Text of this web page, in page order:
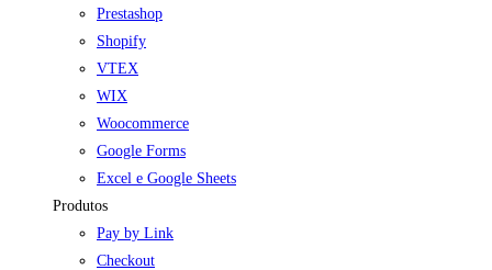
Prestashop
Shopify
VTEX
WIX
Woocommerce
Google Forms
Excel e Google Sheets
Produtos
Pay by Link
Checkout